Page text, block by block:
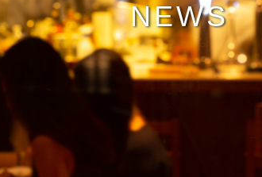
NEWS